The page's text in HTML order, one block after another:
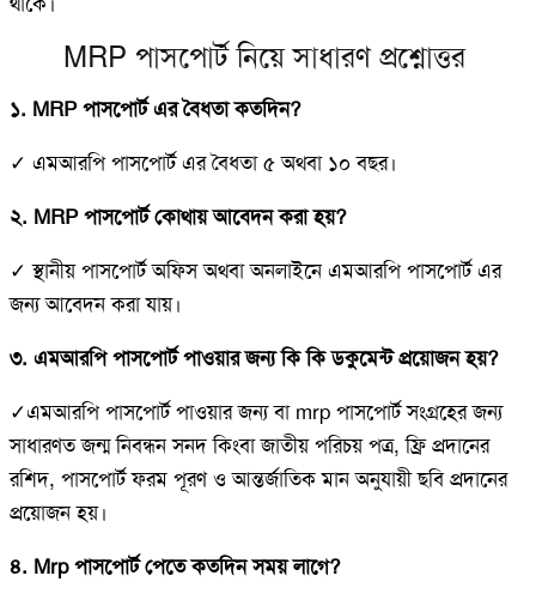
MRP পাসপোর্ট নিয়ে সাধারণ প্রশ্নোত্তর
১. MRP পাসপোর্ট এর বৈধতা কতদিন?
✓ এমআরপি পাসপোর্ট এর বৈধতা ৫ অথবা ১০ বছর।
২. MRP পাসপোর্ট কোথায় আবেদন করা হয়?
✓ স্থানীয় পাসপোর্ট অফিস অথবা অনলাইনে এমআরপি পাসপোর্ট এর
জন্য আবেদন করা যায়।
৩. এমআরপি পাসপোর্ট পাওয়ার জন্য কি কি ডকুমেন্ট প্রয়োজন হয়?
✓এমআরপি পাসপোর্ট পাওয়ার জন্য বা mrp পাসপোর্ট সংগ্রহের জন্য
সাধারণত জন্ম নিবন্ধন সনদ কিংবা জাতীয় পরিচয় পত্র, ফ্রি প্রদানের
রশিদ, পাসপোর্ট ফরম পূরণ ও আন্তর্জাতিক মান অনুযায়ী ছবি প্রদানের
প্রয়োজন হয়।
৪. Mrp পাসপোর্ট পেতে কতদিন সময় লাগে?